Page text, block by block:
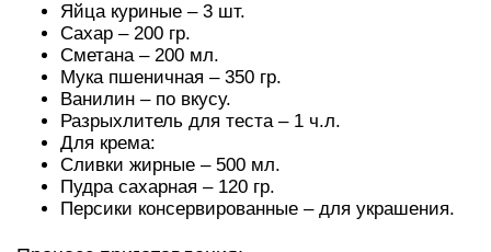
Яйца куриные – 3 шт.
Сахар – 200 гр.
Сметана – 200 мл.
Мука пшеничная – 350 гр.
Ванилин – по вкусу.
Разрыхлитель для теста – 1 ч.л.
Для крема:
Сливки жирные – 500 мл.
Пудра сахарная – 120 гр.
Персики консервированные – для украшения.